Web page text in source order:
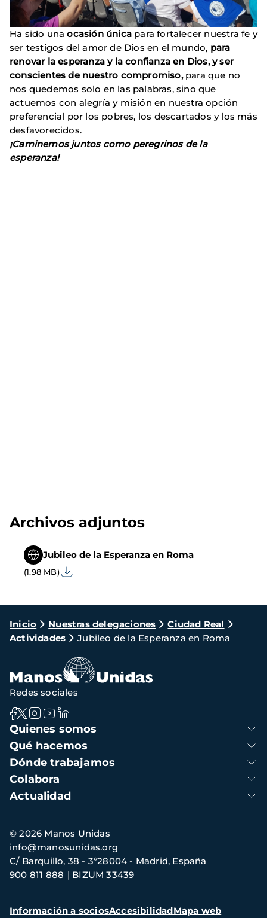
Ha sido unaocasión única para fortalecer nuestra fe y
ser testigos del amor de Dios en el mundo, para
renovar la esperanzay la confianza en Dios, y ser
conscientes de nuestro compromiso,para que no
nos quedemos solo en las palabras, sino que
actuemos con alegría y misión en nuestra opción
preferencial por los pobres, los descartados y los más
desfavorecidos.
¡Caminemos juntos como peregrinos de la
esperanza!
Archivos adjuntos
Jubileo de la Esperanza en Roma
(1.98 MB)
Ruta
de
navegación
Inicio Nuestras delegaciones
Ciudad Real
Actividades
Jubileo de la Esperanza en Roma
Navegación
principal
Quienes somos
Qué hacemos
Dónde trabajamos
Colabora
Actualidad
Redes sociales
Información
de
contacto
© 2026 Manos Unidas
C/ Barquillo, 38 - 3º28004 - Madrid, España
900 811 888
BIZUM 33439
info@manosunidas.org
Menú
Información a sociosAccesibilidadMapa web